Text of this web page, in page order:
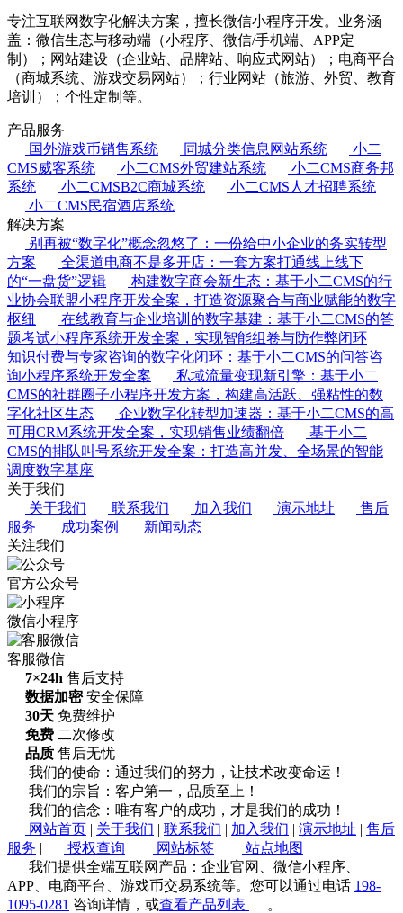
专注互联网数字化解决方案，擅长微信小程序开发。业务涵
盖：微信生态与移动端（小程序、微信/手机端、APP定
制）；网站建设（企业站、品牌站、响应式网站）；电商平台
（商城系统、游戏交易网站）；行业网站（旅游、外贸、教育
培训）；个性定制等。
产品服务
国外游戏币销售系统
同城分类信息网站系统
小二
CMS威客系统
小二CMS外贸建站系统
小二CMS商务邦
系统
小二CMSB2C商城系统
小二CMS人才招聘系统
小二CMS民宿酒店系统
解决方案
别再被“数字化”概念忽悠了：一份给中小企业的务实转型
方案
全渠道电商不是多开店：一套方案打通线上线下
的“一盘货”逻辑
构建数字商会新生态：基于小二CMS的行
业协会联盟小程序开发全案，打造资源聚合与商业赋能的数字
枢纽
在线教育与企业培训的数字基建：基于小二CMS的答
题考试小程序系统开发全案，实现智能组卷与防作弊闭环
知识付费与专家咨询的数字化闭环：基于小二CMS的问答咨
询小程序系统开发全案
私域流量变现新引擎：基于小二
CMS的社群圈子小程序开发方案，构建高活跃、强粘性的数
字化社区生态
企业数字化转型加速器：基于小二CMS的高
可用CRM系统开发全案，实现销售业绩翻倍
基于小二
CMS的排队叫号系统开发全案：打造高并发、全场景的智能
调度数字基座
关于我们
关于我们
联系我们 加入我们 演示地址
售后
服务
成功案例
新闻动态
关注我们
官方公众号
微信小程序
客服微信
7×24h 售后支持
数据加密安全保障
30天 免费维护
免费 二次修改
品质 售后无忧
我们的使命：通过我们的努力，让技术改变命运！
我们的宗旨：客户第一，品质至上！
我们的信念：唯有客户的成功，才是我们的成功！
网站首页 | 关于我们 | 联系我们 | 加入我们 | 演示地址 | 售后
服务 | 授权查询 | 网站标签 |
站点地图
我们提供全端互联网产品：企业官网、微信小程序、
APP、电商平台、游戏币交易系统等。您可以通过电话 198-
1095-0281 咨询详情，或查看产品列表
。